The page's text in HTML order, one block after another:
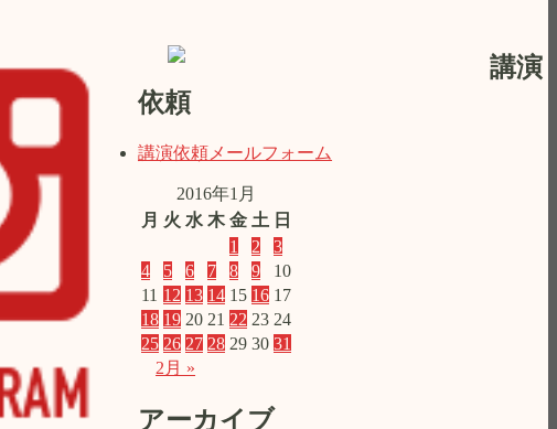
講演
依頼
講演依頼メールフォーム
2016年1月
月 火 水 木 金 土 日
1
2
3
4
5 6 7 8 9
10
11 12 13 14 15 16 17
18 19 20 21 22 23 24
25 26 27 28 29 30 31
2月 »
アーカイブ